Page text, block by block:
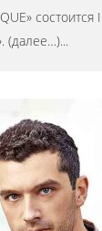
состоится
(далее…)...